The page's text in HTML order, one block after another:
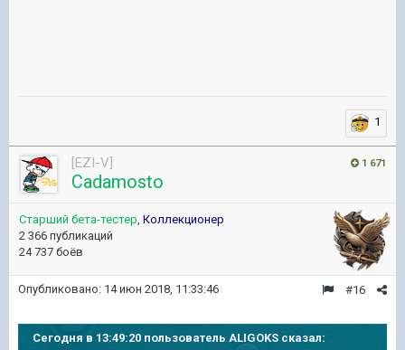
1
1 671
[EZI-V]
Cadamosto
Старший бета-тестер, Коллекционер
2 366 публикаций
24 737 боёв
#16
Опубликовано: 14 июн 2018, 11:33:46
Сегодня в 13:49:20 пользователь ALIGOKS сказал: